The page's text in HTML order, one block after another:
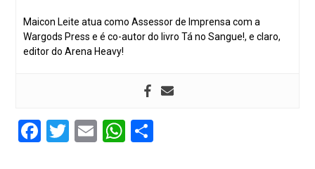
Maicon Leite atua como Assessor de Imprensa com a
Wargods Press e é co-autor do livro Tá no Sangue!, e claro,
editor do Arena Heavy!
Facebook
Twitter
EmailWhatsApp